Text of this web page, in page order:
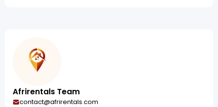
Afrirentals Team
contact@afrirentals.com